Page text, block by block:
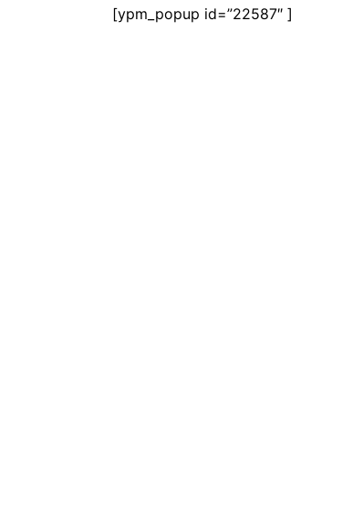
[ypm_popup id=”22587″ ]